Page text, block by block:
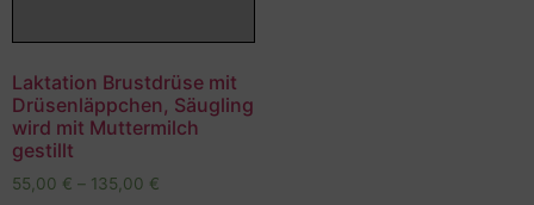
Laktation Brustdrüse mit
Drüsenläppchen, Säugling
wird mit Muttermilch
gestillt
55,00 € – 135,00 €